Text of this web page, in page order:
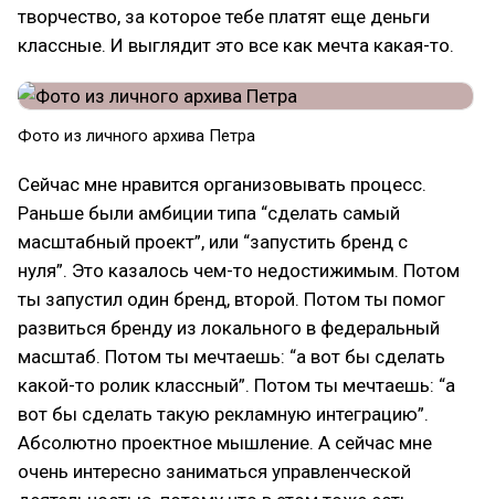
творчество, за которое тебе платят еще деньги
классные. И выглядит это все как мечта какая-то.
Фото из личного архива Петра
Сейчас мне нравится организовывать процесс.
Раньше были амбиции типа “сделать самый
масштабный проект”, или “запустить бренд с
нуля”. Это казалось чем-то недостижимым. Потом
ты запустил один бренд, второй. Потом ты помог
развиться бренду из локального в федеральный
масштаб. Потом ты мечтаешь: “а вот бы сделать
какой-то ролик классный”. Потом ты мечтаешь: “а
вот бы сделать такую рекламную интеграцию”.
Абсолютно проектное мышление. А сейчас мне
очень интересно заниматься управленческой